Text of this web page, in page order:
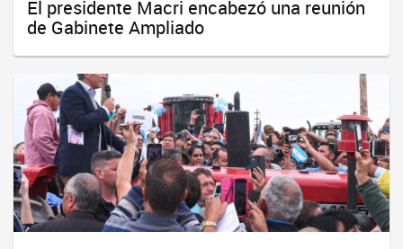
El presidente Macri encabezó una reunión
de Gabinete Ampliado